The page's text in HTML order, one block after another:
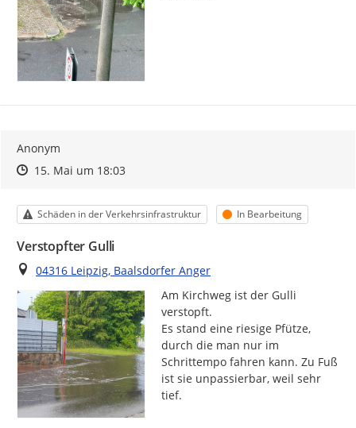
Anonym
Zeitpunkt des Erstellens
Zeitpunkt des Erstellens
15. Mai um 18:03Zur Äußerung
Kategorie
Schäden in der Verkehrsinfrastruktur Status
In Bearbeitung
Verstopfter Gulli
Ort
04316 Leipzig, Baalsdorfer Anger
Am Kirchweg ist der Gulli
verstopft.
Es stand eine riesige Pfütze,
durch die man nur im
Schrittempo fahren kann. Zu Fuß
ist sie unpassierbar, weil sehr
tief.